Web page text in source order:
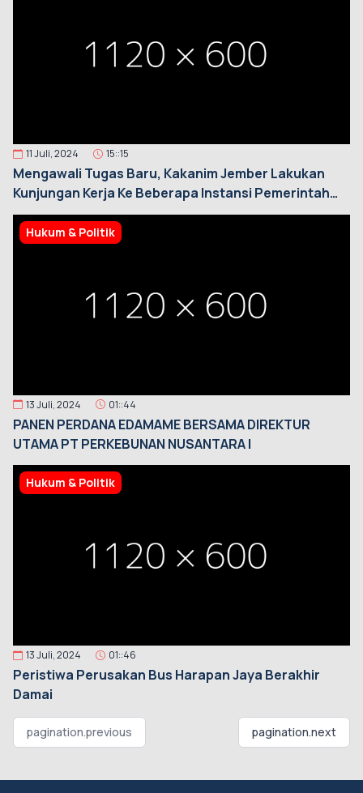
11 Juli, 2024 15::15
Mengawali Tugas Baru, Kakanim Jember Lakukan
Kunjungan Kerja Ke Beberapa Instansi Pemerintah
Jember
Hukum & Politik
13 Juli, 2024 01::44
PANEN PERDANA EDAMAME BERSAMA DIREKTUR
UTAMA PT PERKEBUNAN NUSANTARA I
Hukum & Politik
13 Juli, 2024 01::46
Peristiwa Perusakan Bus Harapan Jaya Berakhir
Damai
pagination.previous pagination.next